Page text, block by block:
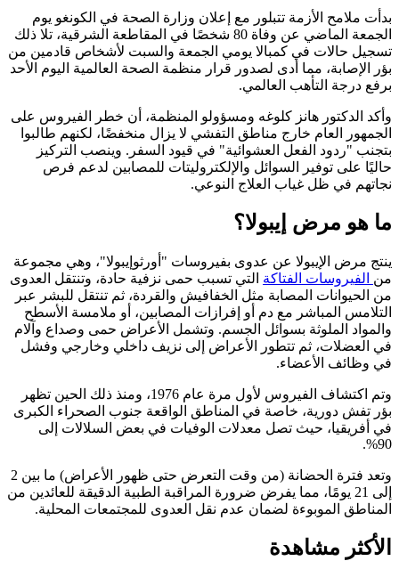
بدأت ملامح الأزمة تتبلور مع إعلان وزارة الصحة في الكونغو يوم
الجمعة الماضي عن وفاة 80 شخصًا في المقاطعة الشرقية، تلا ذلك
تسجيل حالات في كمبالا يومي الجمعة والسبت لأشخاص قادمين من
بؤر الإصابة، مما أدى لصدور قرار منظمة الصحة العالمية اليوم الأحد
برفع درجة التأهب العالمي.
وأكد الدكتور هانز كلوغه ومسؤولو المنظمة، أن خطر الفيروس على
الجمهور العام خارج مناطق التفشي لا يزال منخفضًا، لكنهم طالبوا
بتجنب "ردود الفعل العشوائية" في قيود السفر. وينصب التركيز
حاليًا على توفير السوائل والإلكتروليتات للمصابين لدعم فرص
نجاتهم في ظل غياب العلاج النوعي.
ما هو مرض إيبولا؟
ينتج مرض الإيبولا عن عدوى بفيروسات "أورثوإيبولا"، وهي مجموعة
منالفيروسات الفتاكةالتي تسبب حمى نزفية حادة، وتنتقل العدوى
من الحيوانات المصابة مثل الخفافيش والقردة، ثم تنتقل للبشر عبر
التلامس المباشر مع دم أو إفرازات المصابين، أو ملامسة الأسطح
والمواد الملوثة بسوائل الجسم. وتشمل الأعراض حمى وصداع وآلام
في العضلات، ثم تتطور الأعراض إلى نزيف داخلي وخارجي وفشل
في وظائف الأعضاء.
وتم اكتشاف الفيروس لأول مرة عام 1976، ومنذ ذلك الحين تظهر
بؤر تفش دورية، خاصة في المناطق الواقعة جنوب الصحراء الكبرى
في أفريقيا، حيث تصل معدلات الوفيات في بعض السلالات إلى
90%.
وتعد فترة الحضانة (من وقت التعرض حتى ظهور الأعراض) ما بين 2
إلى 21 يومًا، مما يفرض ضرورة المراقبة الطبية الدقيقة للعائدين من
المناطق الموبوءة لضمان عدم نقل العدوى للمجتمعات المحلية.
الأكثر مشاهدة